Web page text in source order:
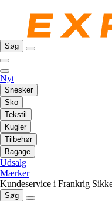
Søg
Nyt
Snesker
Sko
Tekstil
Kugler
Tilbehør
Bagage
Udsalg
Mærker
Kundeservice i Frankrig
Søg